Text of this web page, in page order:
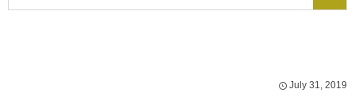
July 31 2019